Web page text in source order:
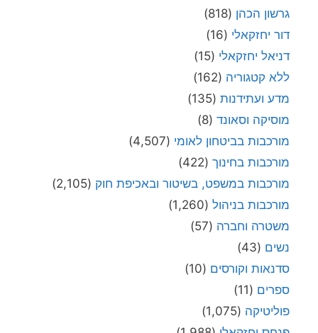
גרשון הכהן (818)
דור יחזקאלי (16)
דניאל יחזקאלי (15)
ללא קטגוריה (162)
מדע ועתידנות (135)
מוסיקה וסאונד (8)
מורכבות בביטחון לאומי (4,507)
מורכבות בחינוך (422)
מורכבות במשפט, בשיטור ובאכיפת חוק (2,105)
מורכבות בניהול (1,260)
משטרה וחברה (57)
נשים (43)
סדנאות וקורסים (10)
ספרים (11)
פוליטיקה (1,075)